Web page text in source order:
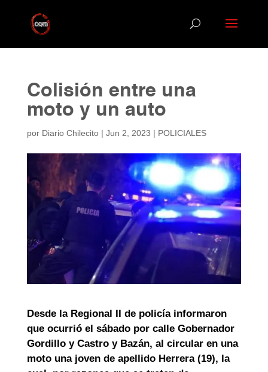
Colisión entre una
moto y un auto
por Diario Chilecito| Jun 2, 2023 | POLICIALES
Desde la Regional II de policía informaron
que ocurrió el sábado por calle Gobernador
Gordillo y Castro y Bazán, al circular en una
moto una joven de apellido Herrera (19), la